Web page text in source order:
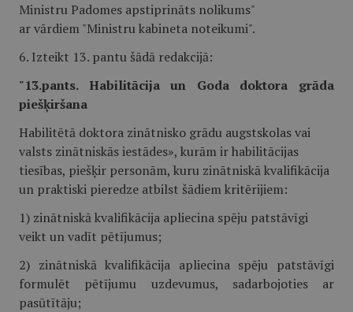
Ministru Padomes apstiprināts nolikums"
ar vārdiem "Ministru kabineta noteikumi".
6. Izteikt 13. pantu šādā redakcijā:
"13.pants. Habilitācija un Goda doktora grāda
piešķiršana
Habilitētā doktora zinātnisko grādu augstskolas vai
valsts zinātniskās iestādes», kurām ir habilitācijas
tiesības, piešķir personām, kuru zinātniskā kvalifikācija
un praktiski pieredze atbilst šādiem kritērijiem:
1) zinātniskā kvalifikācija apliecina spēju patstāvīgi
veikt un vadīt pētījumus;
2) zinātniskā kvalifikācija apliecina spēju patstāvīgi
formulēt pētījumu uzdevumus, sadarbojoties ar
pasūtītāju;